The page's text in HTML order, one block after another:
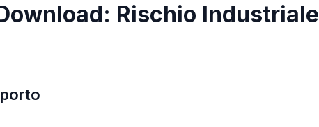
Rischio Industriale